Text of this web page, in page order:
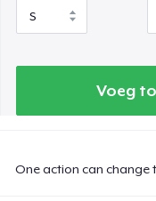
Voeg
One action can change